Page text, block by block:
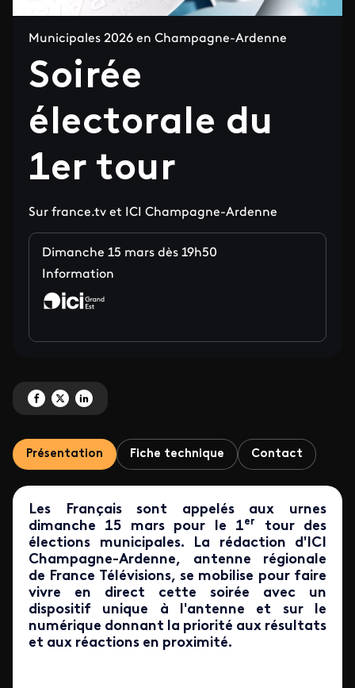
Municipales 2026 en Champagne-Ardenne
Soirée
électorale du
1er tour
Sur france.tv et ICI Champagne-Ardenne
Dimanche 15 mars dès 19h50
Information
Partagez 'Soirée électorale du 1er tour' sur Facebook
Partagez 'Soirée électorale du 1er tour' sur X
Partagez 'Soirée électorale du 1er tour' sur LinkedIn
Présentation Fiche technique Contact
Les Français sont appelés aux urnes
dimanche 15 mars pour le 1er
tour des
élections municipales. La rédaction d'ICI
Champagne-Ardenne, antenne régionale
de France Télévisions, se mobilise pour faire
vivre en direct cette soirée avec un
dispositif unique à l'antenne et sur le
numérique donnant la priorité aux résultats
et aux réactions en proximité.